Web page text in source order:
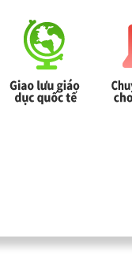
回首頁|